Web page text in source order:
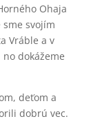
Ohaja
svojím
Vráble a v
no dokážeme
deťom a
dobrú vec.